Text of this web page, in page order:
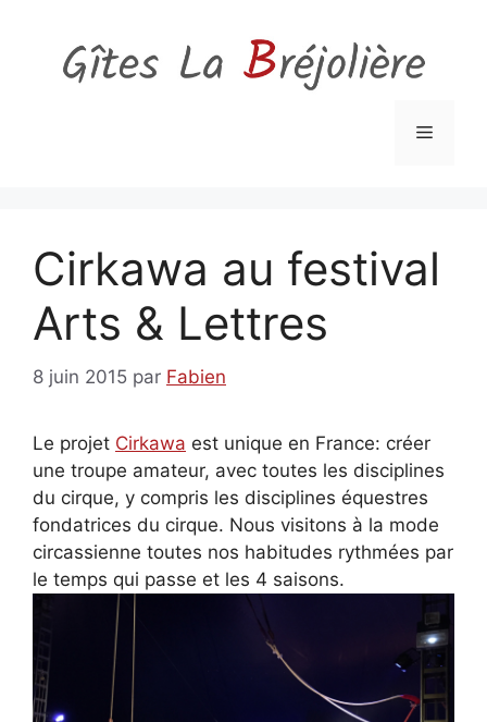
contenu
Menu
Cirkawa au festival
Arts & Lettres
8 juin 2015 par Fabien
Le projet Cirkawa est unique en France: créer
une troupe amateur, avec toutes les disciplines
du cirque, y compris les disciplines équestres
fondatrices du cirque. Nous visitons à la mode
circassienne toutes nos habitudes rythmées par
le temps qui passe et les 4 saisons.